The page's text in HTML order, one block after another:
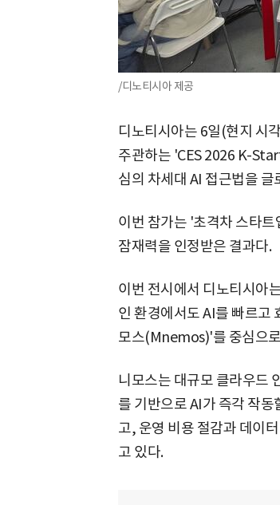
/디노티시아 제공
디노티시아는 6일(현지 시
주관하는 'CES 2026 K-
심의 차세대 AI 접근법을 글
이번 참가는 '초격차 스타
잠재력을 인정받은 결과다.
이번 전시에서 디노티시아
인 환경에서도 AI를 빠르고
모스(Mnemos)'를 중심으
니모스는 대규모 클라우드
를 기반으로 AI가 즉각 작동
고, 운영 비용 절감과 데이
고 있다.